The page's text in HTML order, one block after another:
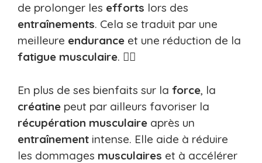
de prolonger les efforts lors des
entraînements. Cela se traduit par une
meilleure endurance et une réduction de la
fatigue musculaire. 🏋️‍♂️
En plus de ses bienfaits sur la force, la
créatine peut par ailleurs favoriser la
récupération musculaire après un
entraînement intense. Elle aide à réduire
les dommages musculaires et à accélérer